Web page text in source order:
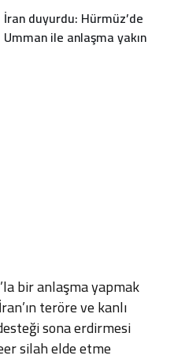
İran duyurdu: Hürmüz’de
Umman ile anlaşma yakın
bir anlaşma yapmak
teröre ve kanlı
sona erdirmesi
silah elde etme